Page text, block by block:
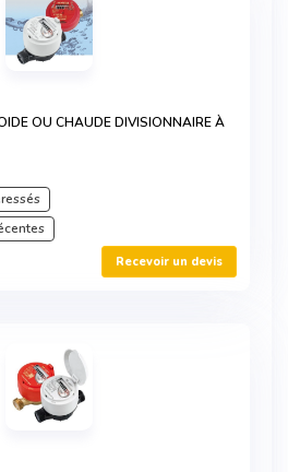
OU CHAUDE DIVISIONNAIRE À
Recevoir un devis